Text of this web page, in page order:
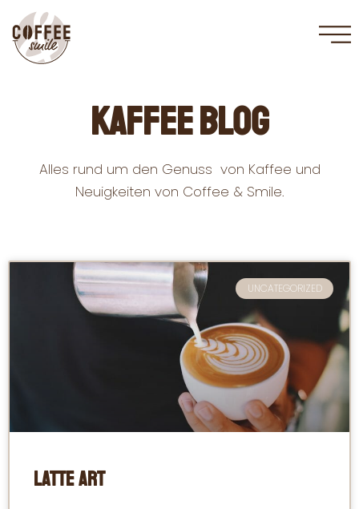
Zum
Inhalt
springen
Kaffee Blog
Alles rund um den Genuss von Kaffee und
Neuigkeiten von Coffee & Smile.
UNCATEGORIZED
Latte Art